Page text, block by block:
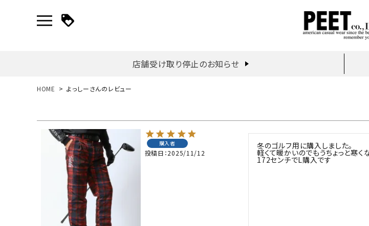
店舗受け取り停止のお知らせ
新規会員登録｜ログイン
search
詳しい条件から探す
HOME よっしーさんのレビュー
購入者
投稿日 2025/11/12
冬のゴルフ用に購入しました。
軽くて暖かいのでもうちょっと寒く
172センチでL購入です